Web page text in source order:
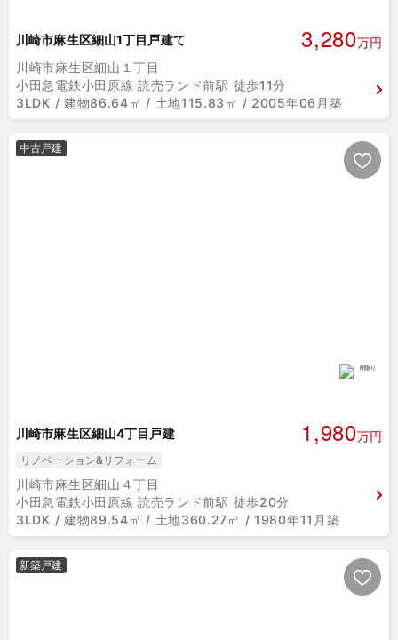
川崎市麻生区細山1丁目戸建て 3,280万円
川崎市麻生区細山１丁目
小田急電鉄小田原線 読売ランド前駅 徒歩11分
3LDK / 建物86.64㎡ / 土地115.83㎡ / 2005年06月築
中古戸建
川崎市麻生区細山4丁目戸建 1,980万円
リノベーション&リフォーム
川崎市麻生区細山４丁目
小田急電鉄小田原線 読売ランド前駅 徒歩20分
3LDK / 建物89.54㎡ / 土地360.27㎡ / 1980年11月築
新築戸建